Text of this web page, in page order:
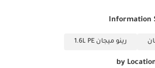
رينو ميجان 1.6L PE
في استهلاك الوقود، ومُهيأة تماماً لمناخ